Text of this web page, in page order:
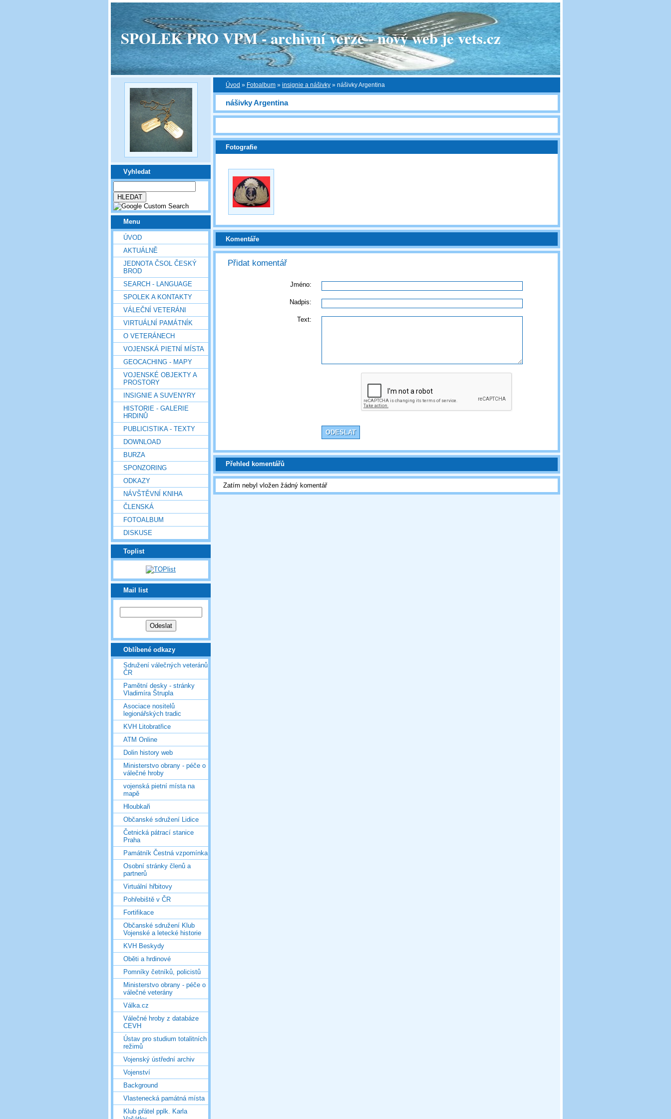
SPOLEK PRO VPM - archivní verze - nový web je vets.cz
Vyhledat
Menu
ÚVOD
AKTUÁLNĚ
JEDNOTA ČSOL ČESKÝ
BROD
SEARCH - LANGUAGE
SPOLEK A KONTAKTY
VÁLEČNÍ VETERÁNI
VIRTUÁLNÍ PAMÁTNÍK
O VETERÁNECH
VOJENSKÁ PIETNÍ MÍSTA
GEOCACHING - MAPY
VOJENSKÉ OBJEKTY A
PROSTORY
INSIGNIE A SUVENYRY
HISTORIE - GALERIE
HRDINŮ
PUBLICISTIKA - TEXTY
DOWNLOAD
BURZA
SPONZORING
ODKAZY
NÁVŠTĚVNÍ KNIHA
ČLENSKÁ
FOTOALBUM
DISKUSE
Toplist
Mail list
Oblíbené odkazy
Sdružení válečných veteránů
ČR
Pamětní desky - stránky
Vladimíra Štrupla
Asociace nositelů
legionářských tradic
KVH Litobratřice
ATM Online
Dolin history web
Ministerstvo obrany - péče o
válečné hroby
vojenská pietní místa na
mapě
Hloubkaři
Občanské sdružení Lidice
Četnická pátrací stanice
Praha
Památník Čestná vzpomínka
Osobní stránky členů a
partnerů
Virtuální hřbitovy
Pohřebiště v ČR
Fortifikace
Občanské sdružení Klub
Vojenské a letecké historie
KVH Beskydy
Oběti a hrdinové
Pomníky četníků, policistů
Ministerstvo obrany - péče o
válečné veterány
Válka.cz
Válečné hroby z databáze
CEVH
Ústav pro studium totalitních
režimů
Vojenský ústřední archiv
Vojenství
Background
Vlastenecká památná místa
Klub přátel pplk. Karla
Úvod » Fotoalbum » insignie a nášivky » nášivky Argentina
nášivky Argentina
Fotografie
Komentáře
Přidat komentář
Jméno:
Nadpis:
Text:
Přehled komentářů
Zatím nebyl vložen žádný komentář